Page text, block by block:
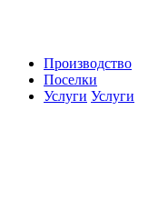
Производство
Поселки
Услуги Услуги